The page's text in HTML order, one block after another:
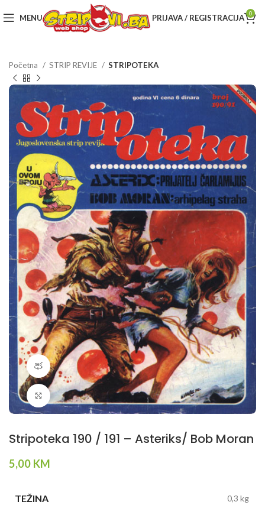
MENU PRIJAVA / REGISTRACIJA 0
Početna STRIP REVIJE STRIPOTEKA
360 product view
Klikni da povečaš
Stripoteka 190 / 191 – Asteriks/ Bob Moran
5,00 KM
TEŽINA 0,3 kg